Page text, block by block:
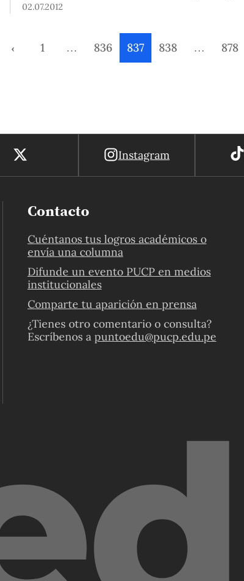
Müller, además, es Doctor Honoris Causa de
02.07.2012
‹ 1 … 836 837 838 … 878
Instagram
Contacto
Cuéntanos tus logros académicos o
envía una columna
Difunde un evento PUCP en medios
institucionales
Comparte tu aparición en prensa
¿Tienes otro comentario o consulta?
Escríbenos a puntoedu@pucp.edu.pe